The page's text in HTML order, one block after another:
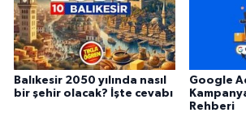
Balıkesir 2050 yılında nasıl
bir şehir olacak? İşte cevabı
Google
Rehberi